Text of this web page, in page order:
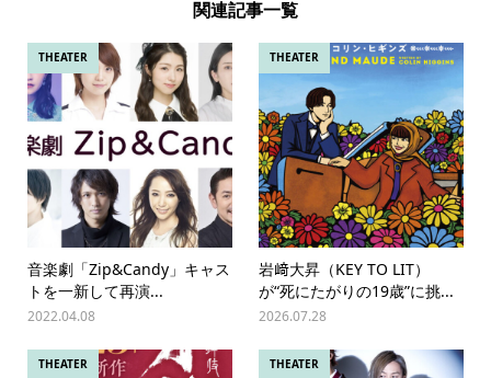
関連記事一覧
THEATER
音楽劇「Zip&Candy」キャス
トを一新して再演...
2022.04.08
THEATER
岩﨑大昇（KEY TO LIT）
が“死にたがりの19歳”に挑...
2026.07.28
THEATER THEATER